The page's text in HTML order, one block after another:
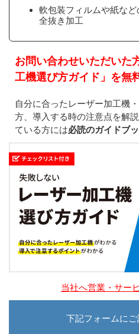
軟包装フィルムや紙な
全抜き加工
お問い合わせいただいた
工機選び方ガイド」を無
自分に合ったレーザー加工機
方、導入する時の注意点を解
ている方には必読のガイドブ
当社へ営業・サー
下記フォームにご